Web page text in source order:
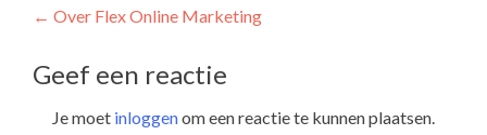
Post
navigation
← Over Flex Online Marketing
Geef een reactie
Je moet inloggenom een reactie te kunnen plaatsen.